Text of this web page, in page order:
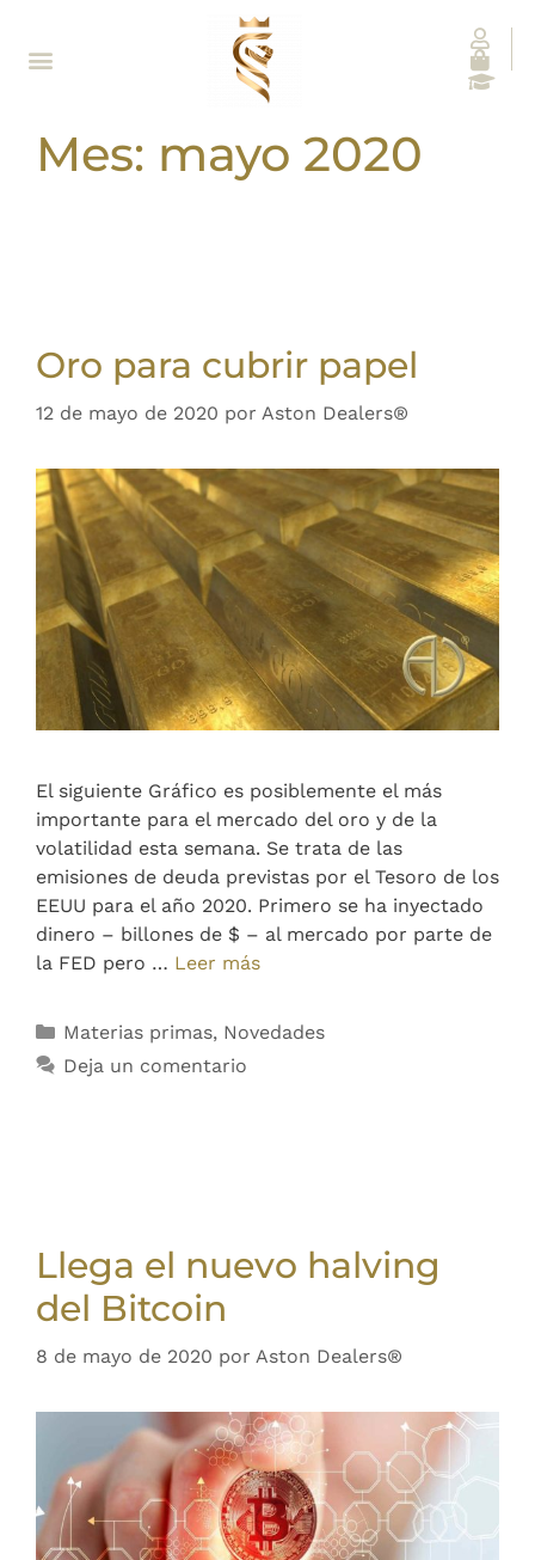
Mes: mayo 2020
Oro para cubrir papel
12 de mayo de 2020 por Aston Dealers®
El siguiente Gráfico es posiblemente el más
importante para el mercado del oro y de la
volatilidad esta semana. Se trata de las
emisiones de deuda previstas por el Tesoro de los
EEUU para el año 2020. Primero se ha inyectado
dinero – billones de $ – al mercado por parte de
la FED pero … Leer más
Materias primas, Novedades
Deja un comentario
Llega el nuevo halving
del Bitcoin
8 de mayo de 2020 por Aston Dealers®